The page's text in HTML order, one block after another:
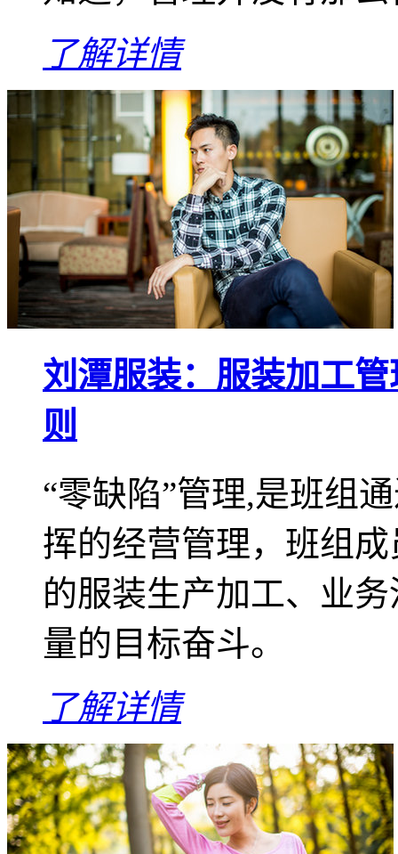
了解详情
刘潭服装：服装加工
则
“零缺陷”管理,是班组
挥的经营管理，班组
的服装生产加工、业
量的目标奋斗。
了解详情